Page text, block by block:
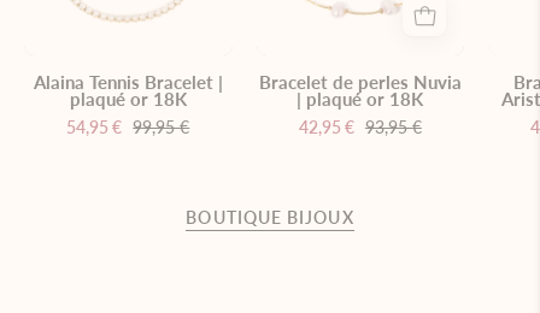
pierres
sur
fond
blanc
Alaina Tennis Bracelet |
plaqué or 18K
54,95 € 99,95 €
plaqué
18K
Bracelet de perles Nuvia
| plaqué or 18K
42,95 € 93,95 €
BOUTIQUE BIJOUX